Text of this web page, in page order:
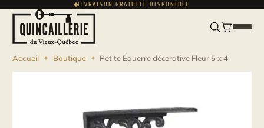
LIVRAISON GRATUITE DISPONIBLE
ENGLISHCAD
Accueil Boutique Petite Équerre décorative Fleur 5 x 4